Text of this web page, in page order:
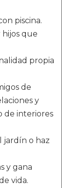
piscina.
hijos que
propia
de
y
de interiores
jardín o haz
y gana
vida.